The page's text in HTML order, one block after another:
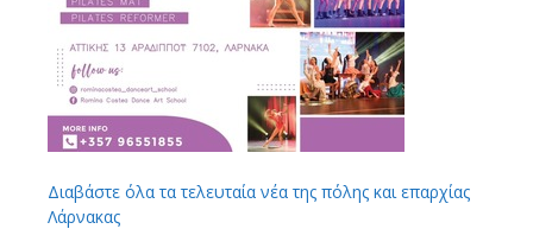
Διαβάστε όλα τα τελευταία νέα της πόλης και επαρχίας
Λάρνακας